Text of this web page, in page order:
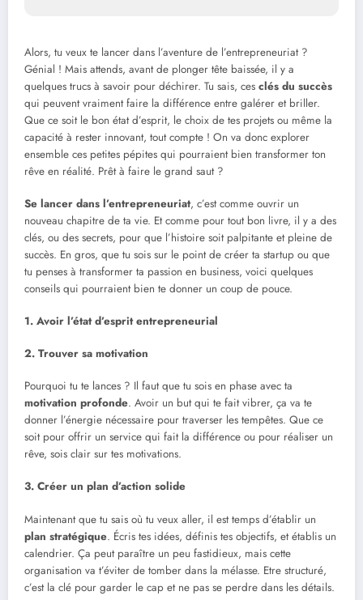
Alors, tu veux te lancer dans l’aventure de l’entrepreneuriat ?
Génial ! Mais attends, avant de plonger tête baissée, il y a
quelques trucs à savoir pour déchirer. Tu sais, ces clés du succès
qui peuvent vraiment faire la différence entre galérer et briller.
Que ce soit le bon état d’esprit, le choix de tes projets ou même la
capacité à rester innovant, tout compte ! On va donc explorer
ensemble ces petites pépites qui pourraient bien transformer ton
rêve en réalité. Prêt à faire le grand saut ?
Se lancer dans l’entrepreneuriat, c’est comme ouvrir un
nouveau chapitre de ta vie. Et comme pour tout bon livre, il y a des
clés, ou des secrets, pour que l’histoire soit palpitante et pleine de
succès. En gros, que tu sois sur le point de créer ta startup ou que
tu penses à transformer ta passion en business, voici quelques
conseils qui pourraient bien te donner un coup de pouce.
1. Avoir l’état d’esprit entrepreneurial
2. Trouver sa motivation
Pourquoi tu te lances ? Il faut que tu sois en phase avec ta
motivation profonde. Avoir un but qui te fait vibrer, ça va te
donner l’énergie nécessaire pour traverser les tempêtes. Que ce
soit pour offrir un service qui fait la différence ou pour réaliser un
rêve, sois clair sur tes motivations.
3. Créer un plan d’action solide
Maintenant que tu sais où tu veux aller, il est temps d’établir un
plan stratégique. Écris tes idées, définis tes objectifs, et établis un
calendrier. Ça peut paraître un peu fastidieux, mais cette
organisation va t’éviter de tomber dans la mélasse. Etre structuré,
c’est la clé pour garder le cap et ne pas se perdre dans les détails.